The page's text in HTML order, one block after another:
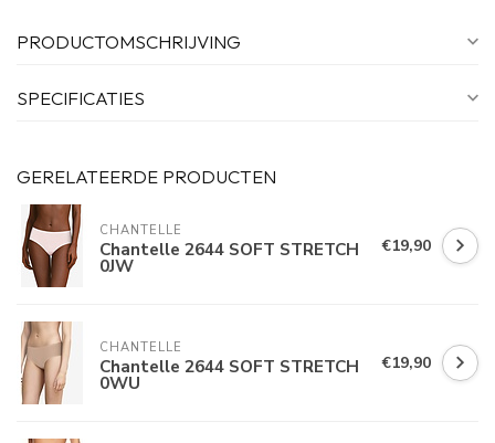
PRODUCTOMSCHRIJVING
SPECIFICATIES
GERELATEERDE PRODUCTEN
CHANTELLE
Chantelle 2644 SOFT STRETCH
0JW
€19,90
CHANTELLE
Chantelle 2644 SOFT STRETCH
0WU
€19,90